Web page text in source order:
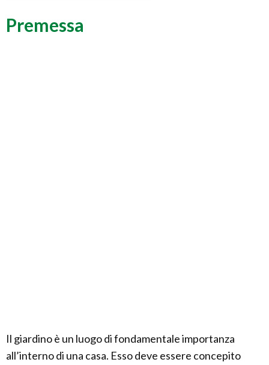
Premessa
Il giardino è un luogo di fondamentale importanza
all’interno di una casa. Esso deve essere concepito